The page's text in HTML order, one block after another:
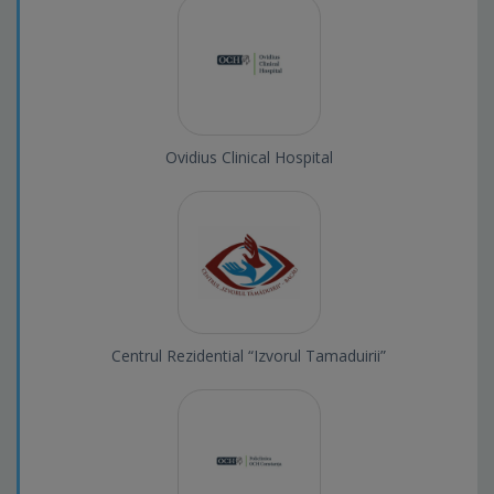
Ovidius Clinical Hospital
Centrul Rezidential “Izvorul Tamaduirii”